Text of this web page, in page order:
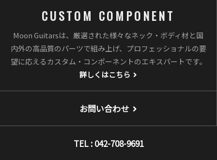
CUSTOM COMPONENT
Moon Guitarsは、厳選された様々なネック・ボディ材と国
内外の高品質のパーツで組み上げ、プロフェッショナルの要
望に応えるカスタム・コンポーネントのエキスパートです。
詳しくはこちら
お問い合わせ
TEL : 042-708-9691